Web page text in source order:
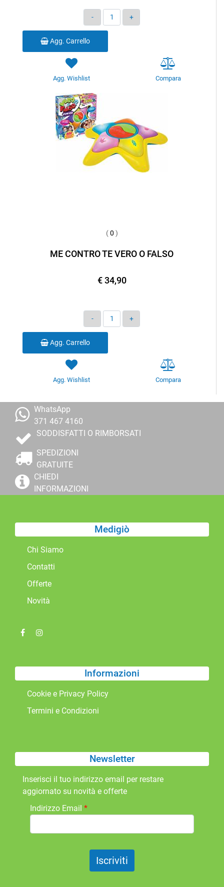
Quantità
Agg. Carrello
Agg. Wishlist Compara
(0 )
ME CONTRO TE VERO O FALSO
€ 34,90
Quantità
Agg. Carrello
Agg. Wishlist Compara
WhatsApp
371 467 4160
SODDISFATTI O RIMBORSATI
SPEDIZIONI
GRATUITE
CHIEDI
INFORMAZIONI
Medigiò
Chi Siamo
Contatti
Offerte
Novità
Informazioni
Cookie e Privacy Policy
Termini e Condizioni
Newsletter
Inserisci il tuo indirizzo email per restare
aggiornato su novità e offerte
Indirizzo Email *